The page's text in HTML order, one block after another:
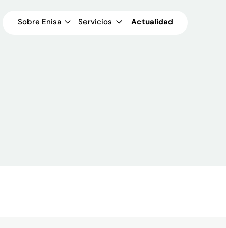
Sobre Enisa Servicios Actualidad